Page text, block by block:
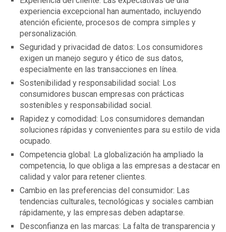
experiencia excepcional han aumentado, incluyendo
atención eficiente, procesos de compra simples y
personalización.
Seguridad y privacidad de datos: Los consumidores
exigen un manejo seguro y ético de sus datos,
especialmente en las transacciones en línea.
Sostenibilidad y responsabilidad social: Los
consumidores buscan empresas con prácticas
sostenibles y responsabilidad social.
Rapidez y comodidad: Los consumidores demandan
soluciones rápidas y convenientes para su estilo de vida
ocupado.
Competencia global: La globalización ha ampliado la
competencia, lo que obliga a las empresas a destacar en
calidad y valor para retener clientes.
Cambio en las preferencias del consumidor: Las
tendencias culturales, tecnológicas y sociales cambian
rápidamente, y las empresas deben adaptarse.
Desconfianza en las marcas: La falta de transparencia y